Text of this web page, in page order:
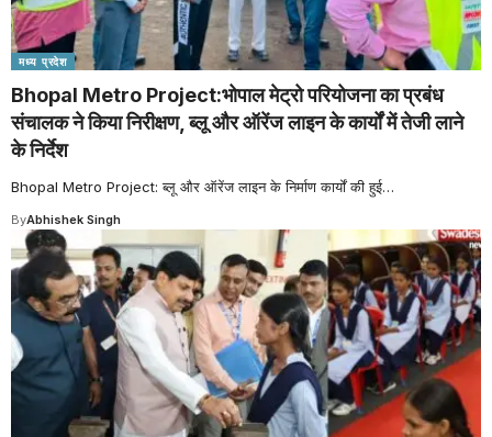
मध्य प्रदेश
Bhopal Metro Project:भोपाल मेट्रो परियोजना का प्रबंध
संचालक ने किया निरीक्षण, ब्लू और ऑरेंज लाइन के कार्यों में तेजी लाने
के निर्देश
Bhopal Metro Project: ब्लू और ऑरेंज लाइन के निर्माण कार्यों की हुई…
ByAbhishek Singh